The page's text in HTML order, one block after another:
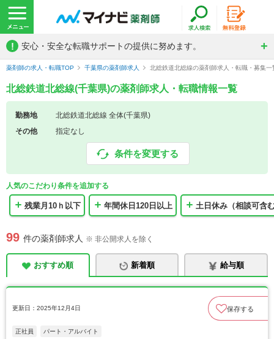
! 安心・安全な転職サポートの提供に努めます。
薬剤師の求人・転職TOP 千葉県の薬剤師求人 北総鉄道北総線の薬剤師求人・転職・募集一
北総鉄道北総線(千葉県)の薬剤師求人・転職情報一覧
勤務地
北総鉄道北総線 全体(千葉県)
その他
指定なし
条件を変更する
人気のこだわり条件を追加する
残業月10ｈ以下 年間休日120日以上 土日休み（相談可含
99 件の薬剤師求人 ※ 非公開求人を除く
おすすめ順 新着順 給与順
更新日：2025年12月4日 保存する
正社員 パート・アルバイト